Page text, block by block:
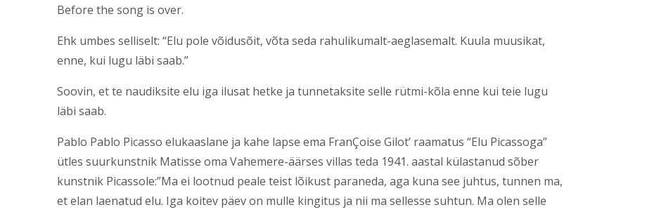
Before the song is over.
Ehk umbes selliselt: “Elu pole võidusõit, võta seda rahulikumalt-aeglasemalt. Kuula muusikat,
enne, kui lugu läbi saab.”
Soovin, et te naudiksite elu iga ilusat hetke ja tunnetaksite selle rütmi-kõla enne kui teie lugu
läbi saab.
Pablo Pablo Picasso elukaaslane ja kahe lapse ema FranÇoise Gilot’ raamatus “Elu Picassoga”
ütles suurkunstnik Matisse oma Vahemere-äärses villas teda 1941. aastal külastanud sõber
kunstnik Picassole:”Ma ei lootnud peale teist lõikust paraneda, aga kuna see juhtus, tunnen ma,
et elan laenatud elu. Iga koitev päev on mulle kingitus ja nii ma sellesse suhtun. Ma olen selle